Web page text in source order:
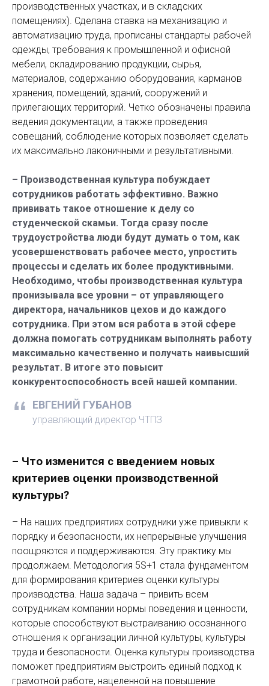
производственных участках, и в складских
помещениях). Сделана ставка на механизацию и
автоматизацию труда, прописаны стандарты рабочей
одежды, требования к промышленной и офисной
мебели, складированию продукции, сырья,
материалов, содержанию оборудования, карманов
хранения, помещений, зданий, сооружений и
прилегающих территорий. Четко обозначены правила
ведения документации, а также проведения
совещаний, соблюдение которых позволяет сделать
их максимально лаконичными и результативными.
– Производственная культура побуждает
сотрудников работать эффективно. Важно
прививать такое отношение к делу со
студенческой скамьи. Тогда сразу после
трудоустройства люди будут думать о том, как
усовершенствовать рабочее место, упростить
процессы и сделать их более продуктивными.
Необходимо, чтобы производственная культура
пронизывала все уровни – от управляющего
директора, начальников цехов и до каждого
сотрудника. При этом вся работа в этой сфере
должна помогать сотрудникам выполнять работу
максимально качественно и получать наивысший
результат. В итоге это повысит
конкурентоспособность всей нашей компании.
ЕВГЕНИЙ ГУБАНОВ
управляющий директор ЧТПЗ
– Что изменится с введением новых
критериев оценки производственной
культуры?
– На наших предприятиях сотрудники уже привыкли к
порядку и безопасности, их непрерывные улучшения
поощряются и поддерживаются. Эту практику мы
продолжаем. Методология 5S+1 стала фундаментом
для формирования критериев оценки культуры
производства. Наша задача – привить всем
сотрудникам компании нормы поведения и ценности,
которые способствуют выстраиванию осознанного
отношения к организации личной культуры, культуры
труда и безопасности. Оценка культуры производства
поможет предприятиям выстроить единый подход к
грамотной работе, нацеленной на повышение